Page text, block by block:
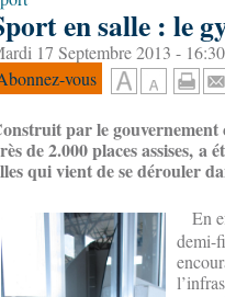
en salle : le
17 Septembre 2013 - 16:30
vous
par le gouvernement
de 2.000 places assises,
qui vient de se dérouler
En
demi-